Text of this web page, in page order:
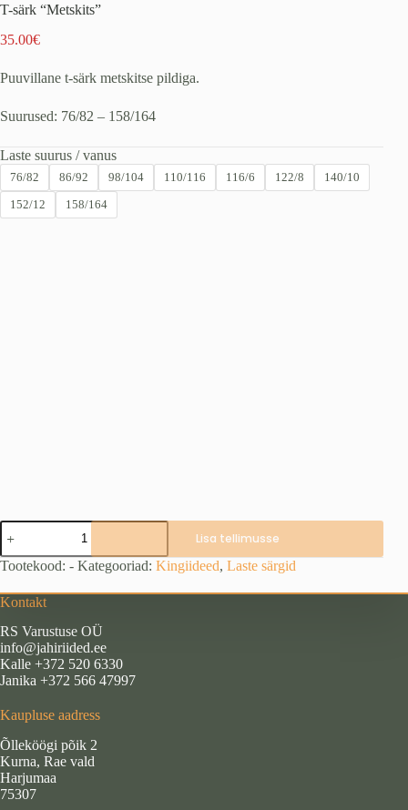
T-särk “Metskits”
35.00€
Puuvillane t-särk metskitse pildiga.
Suurused: 76/82 – 158/164
Laste suurus / vanus
76/82 86/92 98/104 110/116 116/6 122/8
140/10
152/12
158/164
T-
särk
"Metskits"
kogus
Lisa tellimusse
Tootekood: - Kategooriad: Kingiideed, Laste särgid
Kontakt
RS Varustuse OÜ
info@jahiriided.ee
Kalle +372 520 6330
Janika +372 566 47997
Kaupluse aadress
Õlleköögi põik 2
Kurna, Rae vald
Harjumaa
75307